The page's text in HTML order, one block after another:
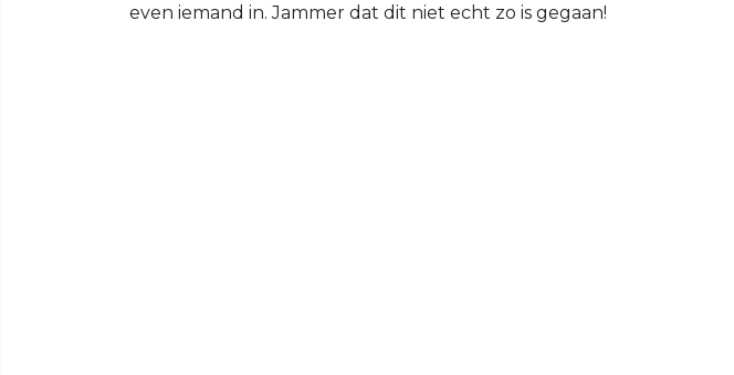
even iemand in. Jammer dat dit niet echt zo is gegaan!